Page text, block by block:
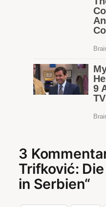
3
Trifković:
in Serbien“